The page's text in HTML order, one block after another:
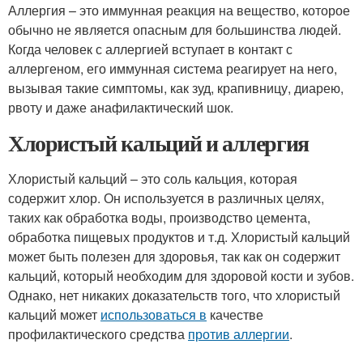
Аллергия – это иммунная реакция на вещество, которое
обычно не является опасным для большинства людей.
Когда человек с аллергией вступает в контакт с
аллергеном, его иммунная система реагирует на него,
вызывая такие симптомы, как зуд, крапивницу, диарею,
рвоту и даже анафилактический шок.
Хлористый кальций и аллергия
Хлористый кальций – это соль кальция, которая
содержит хлор. Он используется в различных целях,
таких как обработка воды, производство цемента,
обработка пищевых продуктов и т.д. Хлористый кальций
может быть полезен для здоровья, так как он содержит
кальций, который необходим для здоровой кости и зубов.
Однако, нет никаких доказательств того, что хлористый
кальций может использоваться в качестве
профилактического средства против аллергии.